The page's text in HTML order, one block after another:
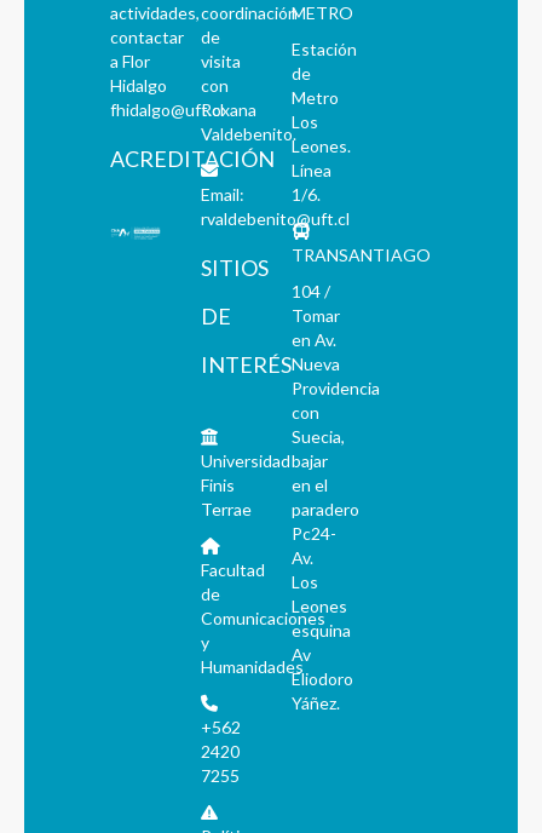
actividades,
contactar
a Flor
Hidalgo
fhidalgo@uft.cl
ACREDITACIÓN
coordinación
de
visita
con
Roxana
Valdebenito.
Email:
rvaldebenito@uft.cl
SITIOS
DE
INTERÉS
Universidad
Finis
Terrae
Facultad
de
Comunicaciones
y
Humanidades
+562
2420
7255
METRO
Estación
de
Metro
Los
Leones.
Línea
1/6.
TRANSANTIAGO
104 /
Tomar
en Av.
Nueva
Providencia
con
Suecia,
bajar
en el
paradero
Pc24-
Av.
Los
Leones
esquina
Av
Eliodoro
Yáñez.